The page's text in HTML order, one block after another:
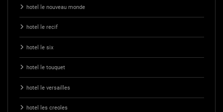
hotel le nouveau monde
hotel le recif
hotel le six
hotel le touquet
hotel le versailles
hotel les creoles